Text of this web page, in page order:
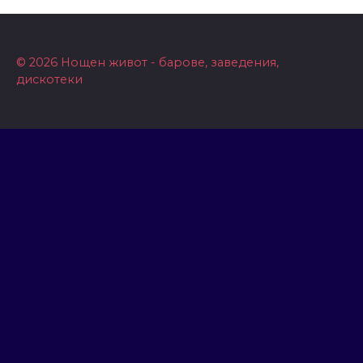
© 2026 Нощен живот - барове, заведения,
дискотеки